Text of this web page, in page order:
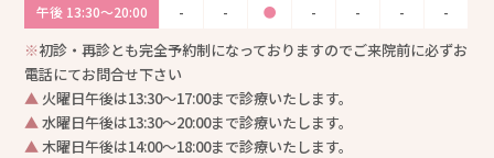
午後 13:30〜20:00 - - ● - - - -
※初診・再診とも完全予約制になっておりますのでご来院前に必ずお
電話にてお問合せ下さい
▲ 火曜日午後は13:30〜17:00まで診療いたします。
▲水曜日午後は13:30〜20:00まで診療いたします。
▲木曜日午後は14:00〜18:00まで診療いたします。